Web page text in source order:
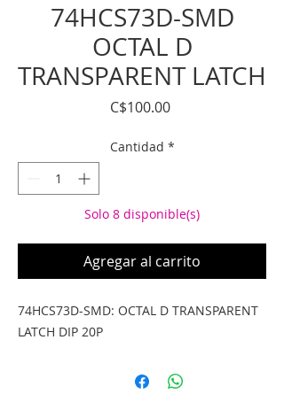
74HCS73D-SMD
OCTAL D
TRANSPARENT LATCH
C$100.00Precio
Cantidad *
Solo 8 disponible(s)
Agregar al carrito
74HCS73D-SMD: OCTAL D TRANSPARENT
LATCH DIP 20P